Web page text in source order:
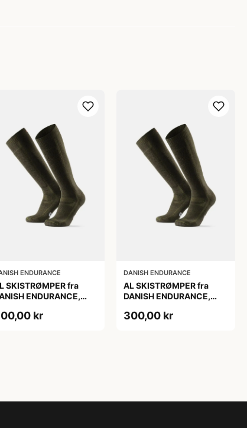
ENDURANCE
SKISTRØMPER fra
ENDURANCE,
kr
DANISH ENDURANCE
AL SKISTRØMPER fra
DANISH ENDURANCE,
300,00 kr